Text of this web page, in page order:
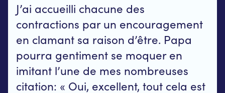
J’ai accueilli chacune des
contractions par un encouragement
en clamant sa raison d’être. Papa
pourra gentiment se moquer en
imitant l’une de mes nombreuses
citation: « Oui, excellent, tout cela est